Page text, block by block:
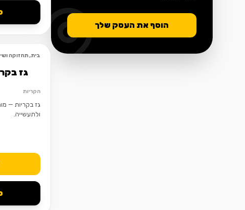
הוסף את העסק שלך
בית, תחזוקה
גז
הקריות
גז בקריות —
ולתעשייה.